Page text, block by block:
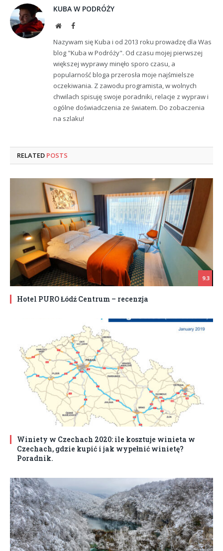
KUBA W PODRÓŻY
WebsiteFacebook
Nazywam się Kuba i od 2013 roku prowadzę dla Was
blog "Kuba w Podróży". Od czasu mojej pierwszej
większej wyprawy minęło sporo czasu, a
popularność bloga przerosła moje najśmielsze
oczekiwania. Z zawodu programista, w wolnych
chwilach spisuję swoje poradniki, relacje z wypraw i
ogólne doświadczenia ze światem. Do zobaczenia
na szlaku!
RELATED POSTS
9.3
Hotel PURO Łódź Centrum – recenzja
Winiety w Czechach 2020: ile kosztuje winieta w
Czechach, gdzie kupić i jak wypełnić winietę?
Poradnik.